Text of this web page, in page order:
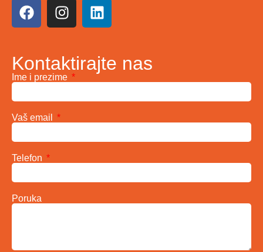
Kontaktirajte nas
Ime i prezime
Vaš email
Telefon
Poruka